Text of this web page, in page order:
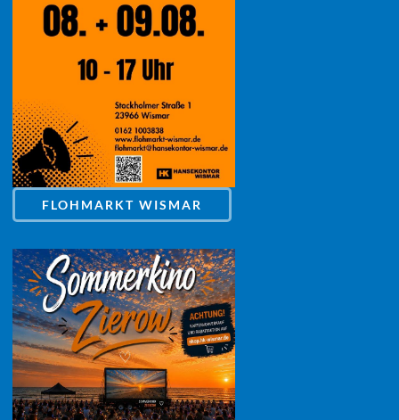
FLOHMARKT WISMAR